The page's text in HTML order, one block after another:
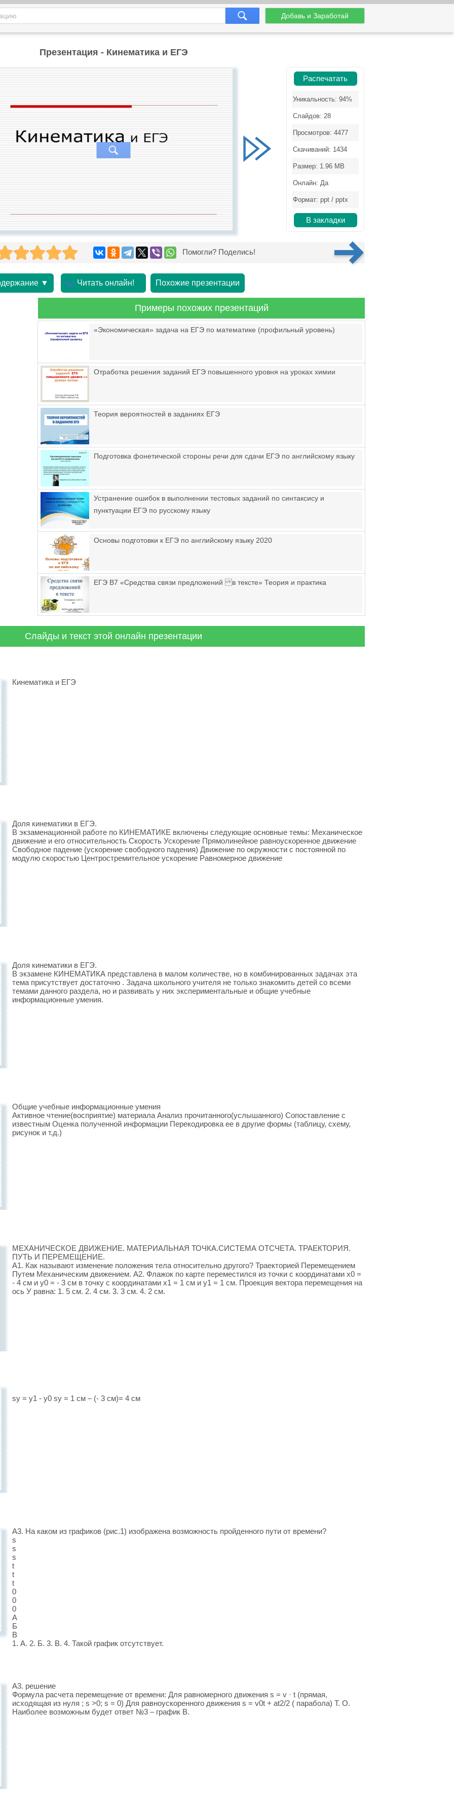
Добавь и Заработай
Презентация - Кинематика и ЕГЭ
Распечатать
Уникальность: 94%
Слайдов: 28
Просмотров: 4477
Скачиваний: 1434
Размер: 1.96 MB
Онлайн: Да
Формат: ppt / pptx
В закладки
Помогли? Поделись!
▼ Читать онлайн! Похожие презентации
Примеры похожих презентаций
«Экономическая» задача на ЕГЭ по математике (профильный уровень)
Отработка решения заданий ЕГЭ повышенного уровня на уроках химии
Теория вероятностей в заданиях ЕГЭ
Подготовка фонетической стороны речи для сдачи ЕГЭ по английскому языку
Устранение ошибок в выполнении тестовых заданий по синтаксису и
пунктуации ЕГЭ по русскому языку
Основы подготовки к ЕГЭ по английскому языку 2020
ЕГЭ В7 «Средства связи предложений в тексте» Теория и практика
Слайды и текст этой онлайн презентации
Кинематика и ЕГЭ
Доля кинематики в ЕГЭ.
В экзаменационной работе по КИНЕМАТИКЕ включены следующие основные темы: Механическое
движение и его относительность Скорость Ускорение Прямолинейное равноускоренное движение
Свободное падение (ускорение свободного падения) Движение по окружности с постоянной по
модулю скоростью Центростремительное ускорение Равномерное движение
Доля кинематики в ЕГЭ.
В экзамене КИНЕМАТИКА представлена в малом количестве, но в комбинированных задачах эта
тема присутствует достаточно . Задача школьного учителя не только знакомить детей со всеми
темами данного раздела, но и развивать у них экспериментальные и общие учебные
информационные умения.
Общие учебные информационные умения
Активное чтение(восприятие) материала Анализ прочитанного(услышанного) Сопоставление с
известным Оценка полученной информации Перекодировка ее в другие формы (таблицу, схему,
рисунок и т.д.)
МЕХАНИЧЕСКОЕ ДВИЖЕНИЕ. МАТЕРИАЛЬНАЯ ТОЧКА.СИСТЕМА ОТСЧЕТА. ТРАЕКТОРИЯ.
ПУТЬ И ПЕРЕМЕЩЕНИЕ.
А1. Как называют изменение положения тела относительно другого? Траекторией Перемещением
Путем Механическим движением. А2. Флажок по карте переместился из точки с координатами х0 =
- 4 см и у0 = - 3 см в точку с координатами х1 = 1 см и у1 = 1 см. Проекция вектора перемещения на
ось У равна: 1. 5 см. 2. 4 см. 3. 3 см. 4. 2 см.
sy = y1 - y0 sy = 1 см – (- 3 см)= 4 см
А3. На каком из графиков (рис.1) изображена возможность пройденного пути от времени?
s
s
s
t
t
t
0
0
0
А
Б
В
1. А. 2. Б. 3. В. 4. Такой график отсутствует.
А3. решение
Формула расчета перемещение от времени: Для равномерного движения s = v · t (прямая,
исходящая из нуля ; s >0; s = 0) Для равноускоренного движения s = v0t + аt2/2 ( парабола) Т. О.
Наиболее возможным будет ответ №3 – график В.